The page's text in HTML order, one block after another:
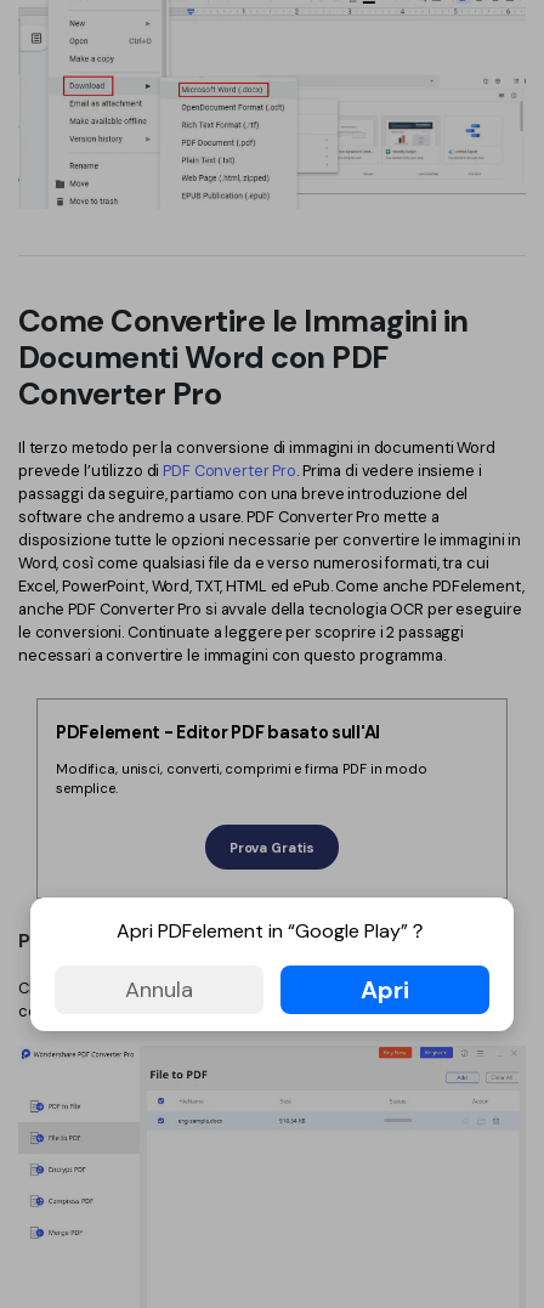
Come Convertire le Immagini in
Documenti Word con PDF
Converter Pro
Il terzo metodo per la conversione di immagini in documenti Word
prevede l’utilizzo di PDF Converter Pro. Prima di vedere insieme i
passaggi da seguire, partiamo con una breve introduzione del
software che andremo a usare. PDF Converter Pro mette a
disposizione tutte le opzioni necessarie per convertire le immagini in
Word, così come qualsiasi file da e verso numerosi formati, tra cui
Excel, PowerPoint, Word, TXT, HTML ed ePub. Come anche PDFelement,
anche PDF Converter Pro si avvale della tecnologia OCR per eseguire
le conversioni. Continuate a leggere per scoprire i 2 passaggi
necessari a convertire le immagini con questo programma.
PDFelement - Editor PDF basato sull'AI
Modifica, unisci, converti, comprimi e firma PDF in modo
semplice.
Prova Gratis
Primo Passaggio. Importazione dell’Immagine
Cliccate sulla scheda “Crea PDF” per caricare l’immagine da
convertire trascinandola al suo interno.
Apri PDFelement in “Google Play”？
Annula Apri